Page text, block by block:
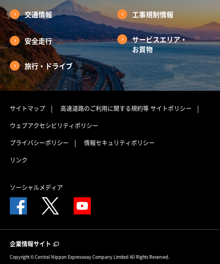
交通情報 工事規制情報
安全走行
サービスエリア・
お買物
旅行・ドライブ
サイトマップ 高速道路のご利用に関する規約等サイトポリシー
ウェブアクセシビリティポリシー
プライバシーポリシー
情報セキュリティポリシー
リンク
ソーシャルメディア
企業情報サイト
Copyright © Central Nippon Expressway Company Limited All Rights Reserved.